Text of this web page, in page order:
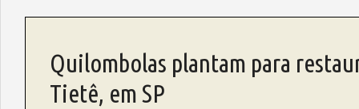
Quilombolas plantam para
Tietê, em SP